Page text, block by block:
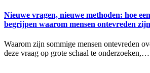
Nieuwe vragen, nieuwe methoden: hoe
begrijpen waarom mensen ontevreden
Waarom zijn sommige mensen ontevreden
deze vraag op grote schaal te onderzoeken,…